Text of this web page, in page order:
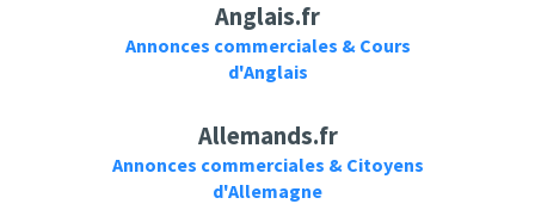
Anglais.fr
Annonces commerciales & Cours
d'Anglais
Allemands.fr
Annonces commerciales & Citoyens
d'Allemagne